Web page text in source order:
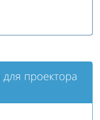
для проектора